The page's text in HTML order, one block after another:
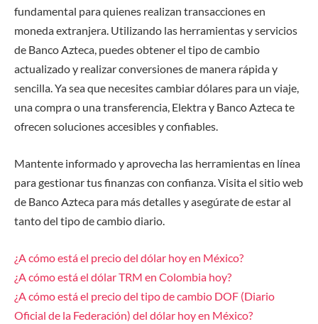
fundamental para quienes realizan transacciones en
moneda extranjera. Utilizando las herramientas y servicios
de Banco Azteca, puedes obtener el tipo de cambio
actualizado y realizar conversiones de manera rápida y
sencilla. Ya sea que necesites cambiar dólares para un viaje,
una compra o una transferencia, Elektra y Banco Azteca te
ofrecen soluciones accesibles y confiables.
Mantente informado y aprovecha las herramientas en línea
para gestionar tus finanzas con confianza. Visita el sitio web
de Banco Azteca para más detalles y asegúrate de estar al
tanto del tipo de cambio diario.
¿A cómo está el precio del dólar hoy en México?
¿A cómo está el dólar TRM en Colombia hoy?
¿A cómo está el precio del tipo de cambio DOF (Diario
Oficial de la Federación) del dólar hoy en México?